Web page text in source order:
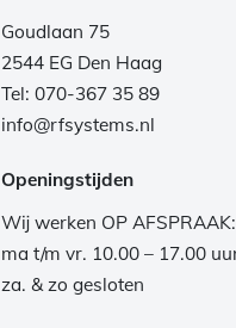
Goudlaan 75
2544 EG Den Haag
Tel: 070-367 35 89
info@rfsystems.nl
Openingstijden
Wij werken OP AFSPRAAK:
ma t/m vr. 10.00 – 17.00
za. & zo gesloten